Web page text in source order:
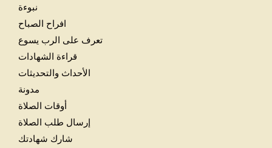
نبوءة
افراح الصباح
تعرف على الرب يسوع
قراءة الشهادات
الأحداث والتحديثات
مدونة
أوقات الصلاة
إرسال طلب الصلاة
شارك شهادتك